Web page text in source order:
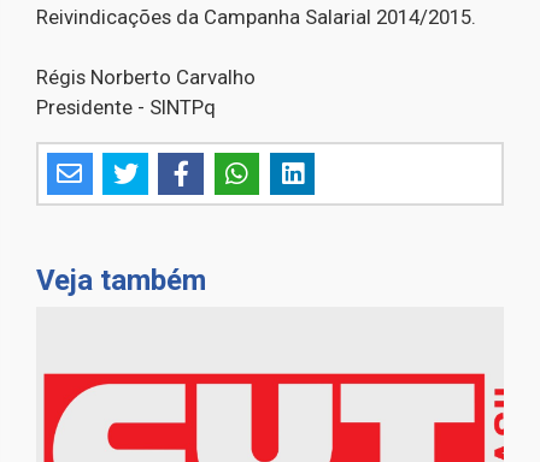
Reivindicações da Campanha Salarial 2014/2015.
Régis Norberto Carvalho
Presidente - SINTPq
Veja também